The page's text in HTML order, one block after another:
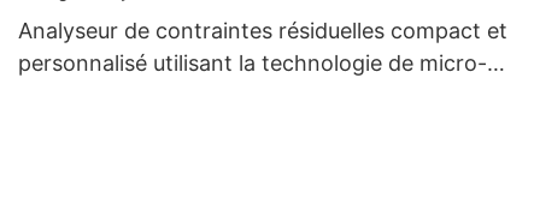
Analyseur de contraintes résiduelles compact et
personnalisé utilisant la technologie de micro-